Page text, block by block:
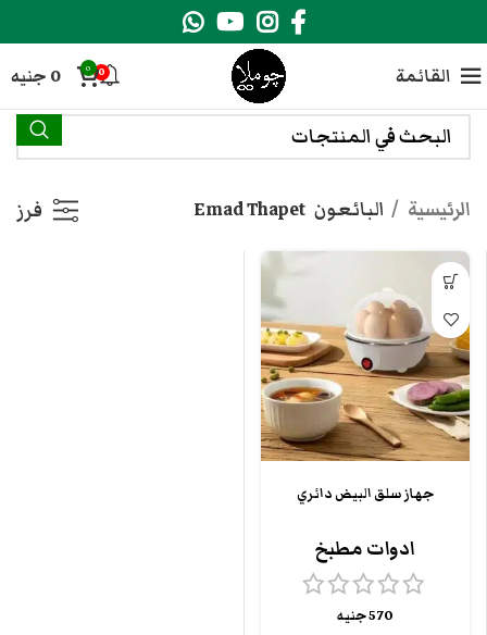
القائمة 0
0
0 جنيه
الرئيسية البائعون Emad Thapet فرز
جهاز سلق البيض دائري
ادوات مطبخ
570جنيه